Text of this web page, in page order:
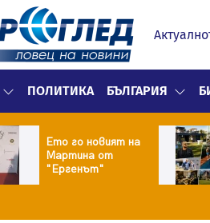
ПОЛИТИКА БЪЛГАРИЯ
Ето го новият на
Мартина от
"Ергенът"